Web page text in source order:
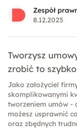
weryfikować status
Zespół
8.12.2025
Tworzysz
zrobić to
Jako założyciel
skomplikowanymi
tworzeniem umów -
możesz usprawnić
oraz zbędnych